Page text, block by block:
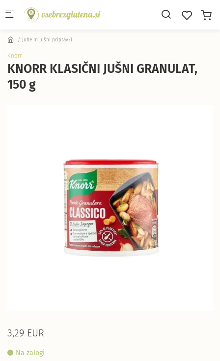
Skip to main content
Juhe in jušni pripravki
Knorr
KNORR KLASIČNI JUŠNI GRANULAT,
150 g
3,29 EUR
Na zalogi